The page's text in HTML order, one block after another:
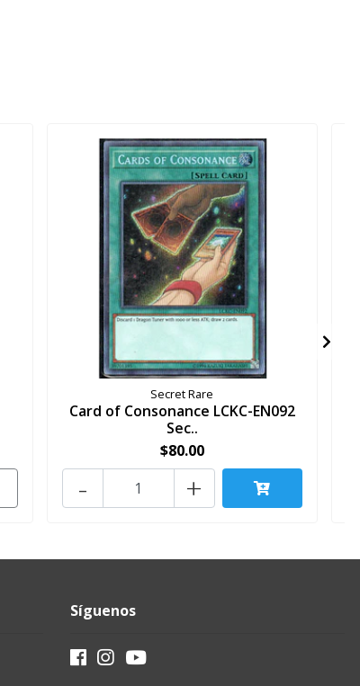
Secret Rare
Card of Consonance LCKC-EN092
Sec..
$80.00
+
-
Síguenos